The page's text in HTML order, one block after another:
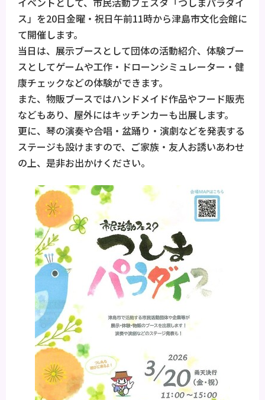
ス」を20日金曜・祝日午前11時から津島市文化会館に
て開催します。
当日は、展示ブースとして団体の活動紹介、体験ブー
スとしてゲームや工作・ドローンシミュレーター・健
康チェックなどの体験ができます。
また、物販ブースではハンドメイド作品やフード販売
などもあり、屋外にはキッチンカーも出展します。
更に、琴の演奏や合唱・盆踊り・演劇などを発表する
ステージも設けますので、ご家族・友人お誘いあわせ
の上、是非お出かけください。